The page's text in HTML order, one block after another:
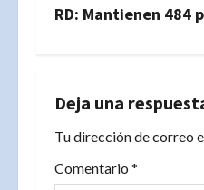
v
g
a
c
RD: Mantienen 484
Deja una
Tu dirección de correo
Comentario *